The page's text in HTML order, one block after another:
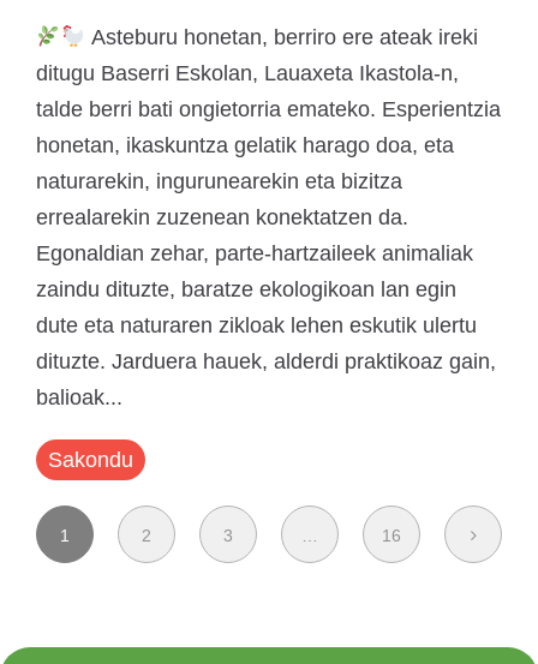
Asteburu honetan, berriro ere ateak ireki
ditugu Baserri Eskolan, Lauaxeta Ikastola-n,
talde berri bati ongietorria emateko. Esperientzia
honetan, ikaskuntza gelatik harago doa, eta
naturarekin, ingurunearekin eta bizitza
errealarekin zuzenean konektatzen da.
Egonaldian zehar, parte-hartzaileek animaliak
zaindu dituzte, baratze ekologikoan lan egin
dute eta naturaren zikloak lehen eskutik ulertu
dituzte. Jarduera hauek, alderdi praktikoaz gain,
balioak...
Sakondu
1 2 3 16